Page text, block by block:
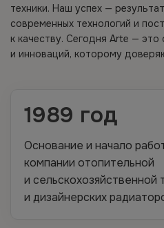
техники. Наш успех —
современных технологий и
к качеству. Сегодня Arte —
и инноваций, которому
1989 год
Основание и начало
компании отопительной
и сельскохозяйственной
и дизайнерских